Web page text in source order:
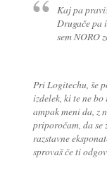
Kaj pa
Drugače pa
sem NORO
Pri Logitechu, še
izdelek, ki te ne
ampak meni da, z
priporočam, da se
razstavne
sprovaš če ti